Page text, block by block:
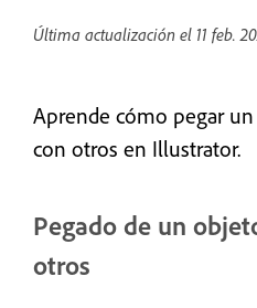
Última actualización el 11 feb.
Aprende cómo pegar
con otros en Illustrator.
Pegado de un
otros